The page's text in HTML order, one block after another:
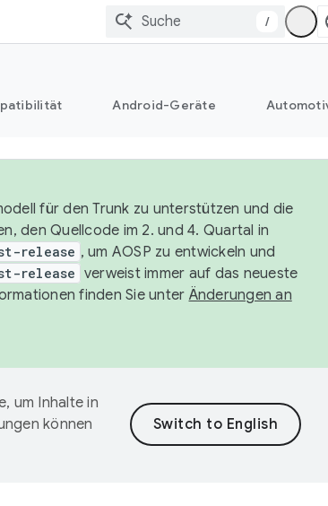
/
Android-Geräte
für den Trunk zu unterstützen und die
den Quellcode im 2. und 4. Quartal in
release , um AOSP zu entwickeln und
release verweist immer auf das neueste
finden Sie unter Änderungen an
um Inhalte in
können